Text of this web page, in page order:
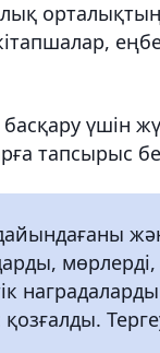
үшін
тапсырыс
мөрлердi,